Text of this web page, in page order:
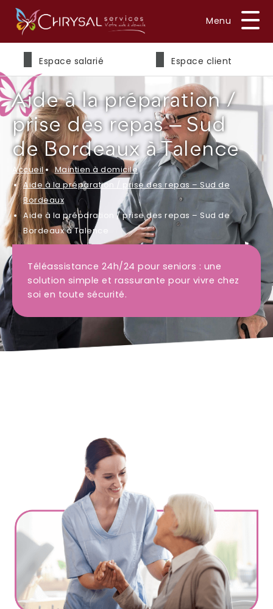
Espace salarié Espace client
Aide à la préparation /
prise des repas – Sud
de Bordeaux à Talence
Accueil
Maintien à domicile
Aide à la préparation / prise des repas – Sud de
Bordeaux
Aide à la préparation / prise des repas – Sud de
Bordeaux à Talence
Téléassistance 24h/24 pour seniors : une
solution simple et rassurante pour vivre chez
soi en toute sécurité.
Prénom*
Nom*
E-mail*
Téléphone *
Maintien à domicile
Aide ménagère
Garde d'enfants
Jardinage
Petits travaux de bricolage
Autres services
Informations supplémentaires du besoin